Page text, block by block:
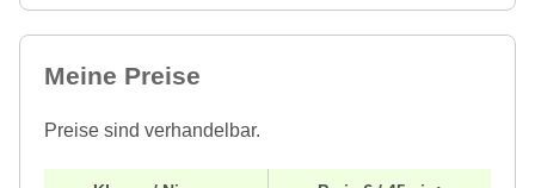
Meine Preise
Preise sind verhandelbar.